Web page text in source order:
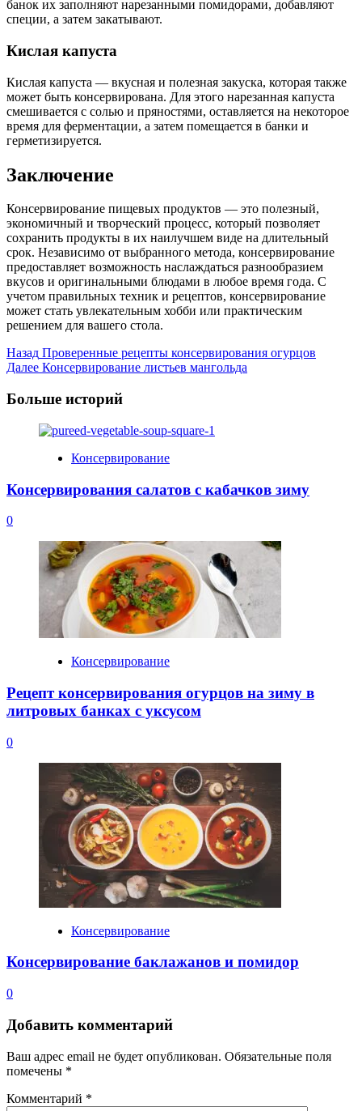
банок их заполняют нарезанными помидорами, добавляют
специи, а затем закатывают.
Кислая капуста
Кислая капуста — вкусная и полезная закуска, которая также
может быть консервирована. Для этого нарезанная капуста
смешивается с солью и пряностями, оставляется на некоторое
время для ферментации, а затем помещается в банки и
герметизируется.
Заключение
Консервирование пищевых продуктов — это полезный,
экономичный и творческий процесс, который позволяет
сохранить продукты в их наилучшем виде на длительный
срок. Независимо от выбранного метода, консервирование
предоставляет возможность наслаждаться разнообразием
вкусов и оригинальными блюдами в любое время года. С
учетом правильных техник и рецептов, консервирование
может стать увлекательным хобби или практическим
решением для вашего стола.
Post
Navigation
Назад Проверенные рецепты консервирования огурцов
Далее Консервирование листьев мангольда
Больше историй
Консервирование
Консервирования салатов с кабачков зиму
0
Консервирование
Рецепт консервирования огурцов на зиму в
литровых банках с уксусом
0
Консервирование
Консервирование баклажанов и помидор
0
Добавить комментарий
Ваш адрес email не будет опубликован. Обязательные поля
помечены *
Комментарий *